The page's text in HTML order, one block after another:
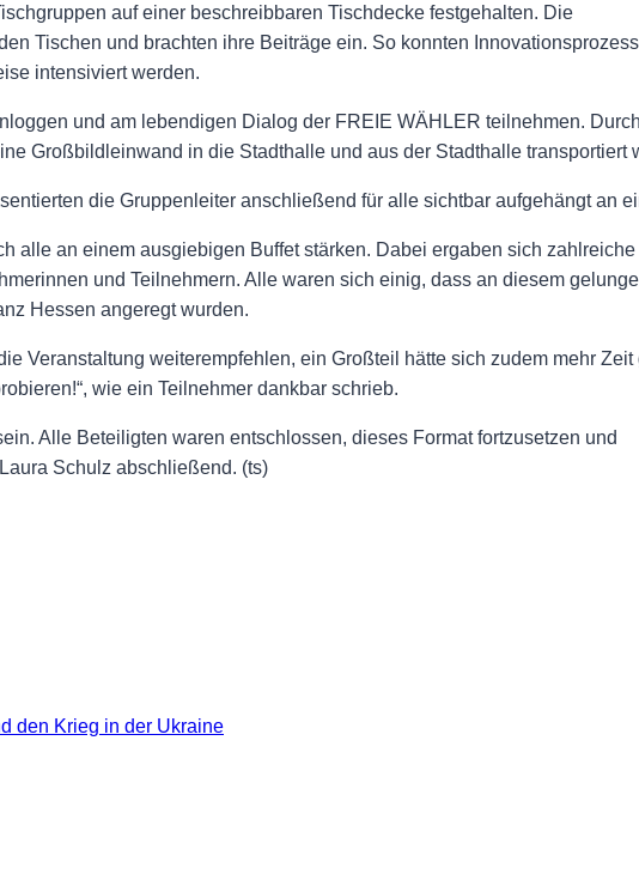
auf einer beschreibbaren Tischdecke festgehalten. Die
Tischen und brachten ihre Beiträge ein. So konnten
intensiviert werden.
und am lebendigen Dialog der FREIE WÄHLER teilnehmen.
Großbildleinwand in die Stadthalle und aus der Stadthalle transportiert
die Gruppenleiter anschließend für alle sichtbar aufgehängt an
alle an einem ausgiebigen Buffet stärken. Dabei ergaben sich zahlreiche
und Teilnehmern. Alle waren sich einig, dass an diesem
Hessen angeregt wurden.
Veranstaltung weiterempfehlen, ein Großteil hätte sich zudem mehr Zeit
wie ein Teilnehmer dankbar schrieb.
Alle Beteiligten waren entschlossen, dieses Format fortzusetzen und
Schulz abschließend. (ts)
den Krieg in der Ukraine